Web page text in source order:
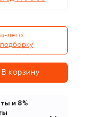
лето
В корзину
и 8%